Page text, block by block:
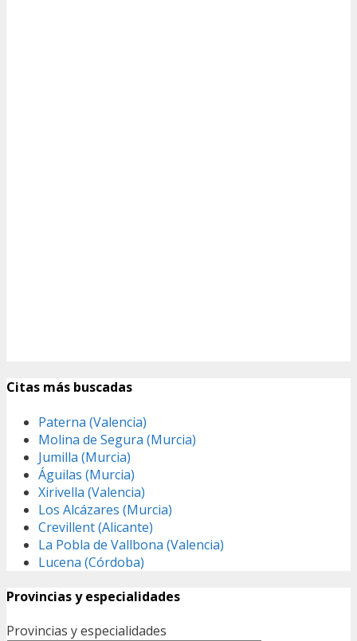
Citas más buscadas
Paterna (Valencia)
Molina de Segura (Murcia)
Jumilla (Murcia)
Águilas (Murcia)
Xirivella (Valencia)
Los Alcázares (Murcia)
Crevillent (Alicante)
La Pobla de Vallbona (Valencia)
Lucena (Córdoba)
Provincias y especialidades
Provincias y especialidades